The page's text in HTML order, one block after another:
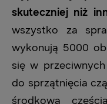
skuteczniej niż
wszystko za
wykonują 5000
się w
do sprzątnięcia
środkową